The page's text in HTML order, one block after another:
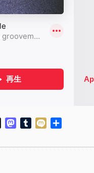
ThreadsMastodon
TumblrMixi